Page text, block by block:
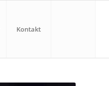
Kontakt